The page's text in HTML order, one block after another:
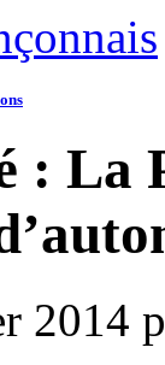
: La
2014